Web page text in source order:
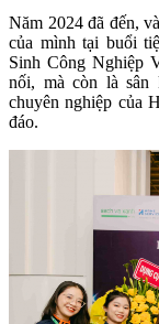
Năm 2024 đã đến,
của mình tại buổi
Sinh Công Nghiệp
nối, mà còn là sân
chuyên nghiệp của
đáo.